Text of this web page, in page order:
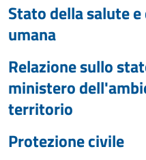
Stato della salute
umana
Relazione sullo
ministero
territorio
Protezione civile